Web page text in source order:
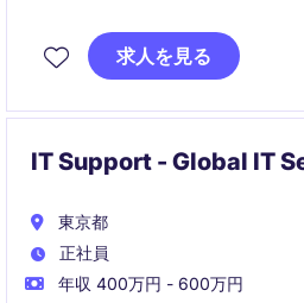
解決することが求められます。
求人を見る
IT Support - Global IT
東京都
正社員
年収 400万円 - 600万円